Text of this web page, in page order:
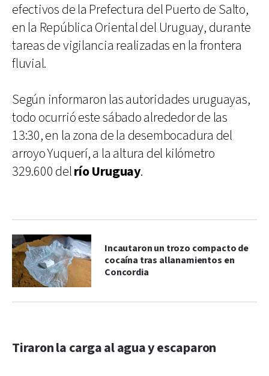
efectivos de la Prefectura del Puerto de Salto,
en la República Oriental del Uruguay, durante
tareas de vigilancia realizadas en la frontera
fluvial.
Según informaron las autoridades uruguayas,
todo ocurrió este sábado alrededor de las
13:30, en la zona de la desembocadura del
arroyo Yuquerí, a la altura del kilómetro
329.600 delrío Uruguay.
Incautaron un trozo compacto de
cocaína tras allanamientos en
Concordia
Tiraron la carga al agua y escaparon